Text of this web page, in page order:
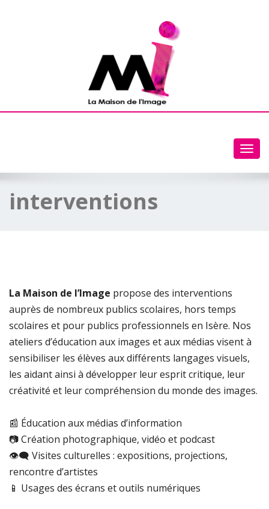
interventions
La Maison de l’Image propose des interventions
auprès de nombreux publics scolaires, hors temps
scolaires et pour publics professionnels en Isère. Nos
ateliers d’éducation aux images et aux médias visent à
sensibiliser les élèves aux différents langages visuels,
les aidant ainsi à développer leur esprit critique, leur
créativité et leur compréhension du monde des images.
📰 Éducation aux médias d’information
📷 Création photographique, vidéo et podcast
👁‍🗨 Visites culturelles : expositions, projections,
rencontre d’artistes
📱 Usages des écrans et outils numériques